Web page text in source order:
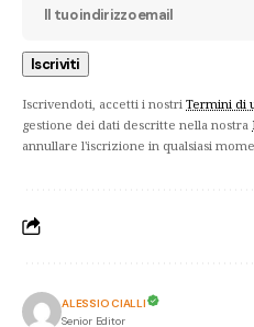
Iscrivendoti, accetti i nostri Termini di
gestione dei dati descritte nella nostra
annullare l'iscrizione in qualsiasi
ALESSIO CIALLI
Senior Editor